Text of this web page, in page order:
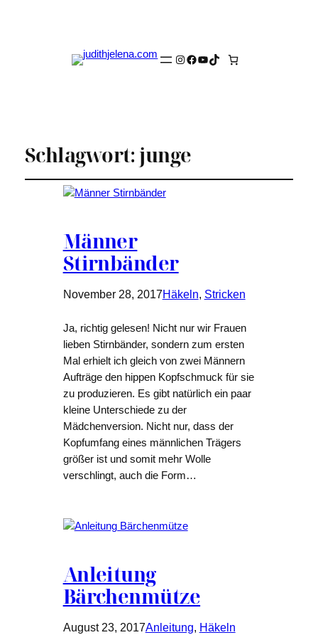
Instagram
Facebook
YouTube
TikTok
Schlagwort:junge
Männer
Stirnbänder
November 28, 2017Häkeln, Stricken
Ja, richtig gelesen! Nicht nur wir Frauen
lieben Stirnbänder, sondern zum ersten
Mal erhielt ich gleich von zwei Männern
Aufträge den hippen Kopfschmuck für sie
zu produzieren. Es gibt natürlich ein paar
kleine Unterschiede zu der
Mädchenversion. Nicht nur, dass der
Kopfumfang eines männlichen Trägers
größer ist und somit mehr Wolle
verschlingt, auch die Form…
Anleitung
Bärchenmütze
August 23, 2017Anleitung, Häkeln